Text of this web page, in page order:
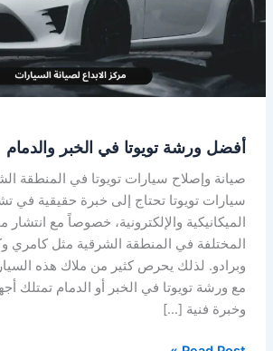
أفضل ورشة تويوتا في الخبر والدمام
صيانة وإصلاح سيارات تويوتا في المنطقة
سيارات تويوتا تحتاج إلى خبرة حقيقية في
الميكانيكية والإلكترونية، خصوصاً مع انتشار
المختلفة في المنطقة الشرقية مثل كامري
وبرادو. لذلك يحرص كثير من ملاك هذه
مع ورشة تويوتا في الخبر أو الدمام تمتلك
وخبرة فنية […]
والدمام